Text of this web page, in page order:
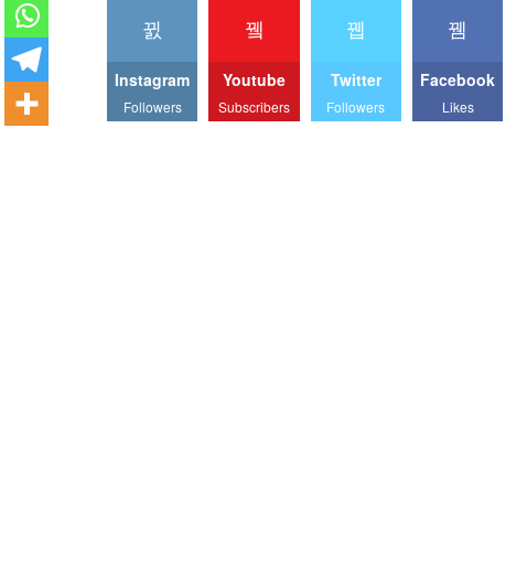
Facebook
Likes
Twitter
Followers
Youtube
Subscribers
Instagram
Followers